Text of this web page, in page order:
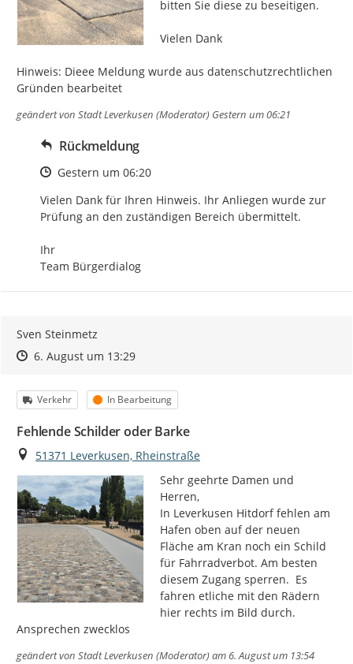
bitten Sie diese zu beseitigen.
Vielen Dank
Hinweis: Dieee Meldung wurde aus datenschutzrechtlichen
Gründen bearbeitet
geändert von Stadt Leverkusen (Moderator) Gestern um 06:21
Rückmeldung
Zeitpunkt des Erstellens
Gestern um 06:20
Vielen Dank für Ihren Hinweis. Ihr Anliegen wurde zur
Prüfung an den zuständigen Bereich übermittelt.
Ihr
Team Bürgerdialog
Sven Steinmetz
Zeitpunkt des Erstellens
Zeitpunkt des Erstellens
6. August um 13:29Zur Äußerung
Kategorie
Verkehr Status
In Bearbeitung
Fehlende Schilder oder Barke
Ort
51371 Leverkusen, Rheinstraße
Sehr geehrte Damen und
Herren,
In Leverkusen Hitdorf fehlen am
Hafen oben auf der neuen
Fläche am Kran noch ein Schild
für Fahrradverbot. Am besten
diesem Zugang sperren.  Es
fahren etliche mit den Rädern
hier rechts im Bild durch.
Ansprechen zwecklos
geändert von Stadt Leverkusen (Moderator)am 6. August um 13:54